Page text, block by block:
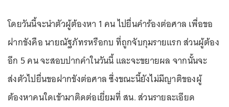
โดยวันนี้จะนำตัวผู้ต้องหา 1 คน ไปยื่นคำร้องต่อศาล เพื่อขอ
ฝากขังคือ นายณัฐภัทรหรือกบ ที่ถูกจับกุมรายแรก ส่วนผู้ต้อง
อีก 5 คน จะสอบปากคำในวันนี้ และจะขยายผล จากนั้นจะ
ส่งตัวไปยื่นขอฝากขังต่อศาล ซึ่งขณะนี้ยังไม่มีญาติของผู้
ต้องหาคนใดเข้ามาติดต่อเยี่ยมที่ สน. ส่วนรายละเอียด